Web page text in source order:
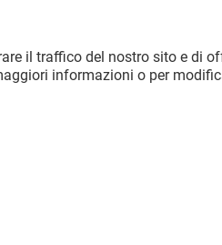
il traffico del nostro sito e di
informazioni o per